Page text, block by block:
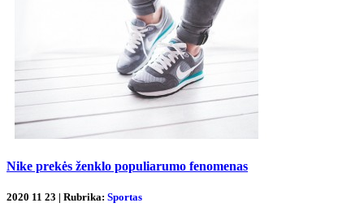
Nike prekės ženklo populiarumo fenomenas
2020 11 23 | Rubrika: Sportas